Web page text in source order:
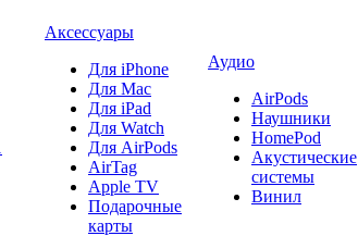
Аксессуары
Для iPhone
Для Mac
Для iPad
Для Watch
Для AirPods
AirTag
Apple TV
Подарочные
карты
Аудио
AirPods
Наушники
HomePod
Акустические
системы
Винил